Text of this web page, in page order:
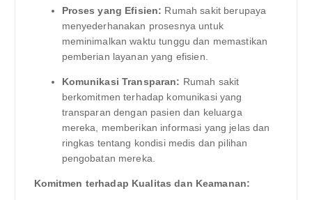
Proses yang Efisien: Rumah sakit berupaya
menyederhanakan prosesnya untuk
meminimalkan waktu tunggu dan memastikan
pemberian layanan yang efisien.
Komunikasi Transparan: Rumah sakit
berkomitmen terhadap komunikasi yang
transparan dengan pasien dan keluarga
mereka, memberikan informasi yang jelas dan
ringkas tentang kondisi medis dan pilihan
pengobatan mereka.
Komitmen terhadap Kualitas dan Keamanan: